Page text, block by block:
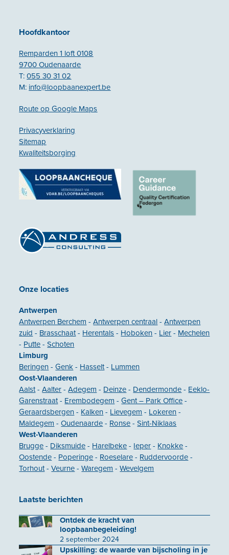
Hoofdkantoor
Remparden 1 loft 0108
9700 Oudenaarde
T:055 30 31 02
M: info@loopbaanexpert.be
Route op Google Maps
Privacyverklaring
Sitemap
Kwaliteitsborging
Onze locaties
Antwerpen
Antwerpen Berchem -Antwerpen centraal -Antwerpen
zuid - Brasschaat - Herentals - Hoboken - Lier - Mechelen
- Putte -Schoten
Limburg
Beringen -Genk - Hasselt - Lummen
Oost-Vlaanderen
Aalst -Aalter -Adegem - Deinze - Dendermonde - Eeklo-
Garenstraat - Erembodegem -Gent – Park Office -
Geraardsbergen - Kalken - Lievegem - Lokeren -
Maldegem -Oudenaarde - Ronse -Sint-Niklaas
West-Vlaanderen
Brugge - Diksmuide - Harelbeke - Ieper - Knokke -
Oostende - Poperinge - Roeselare - Ruddervoorde -
Torhout -Veurne -Waregem -Wevelgem
Laatste berichten
Ontdek de kracht van
loopbaanbegeleiding!
2 september 2024
Upskilling: de waarde van bijscholing in je